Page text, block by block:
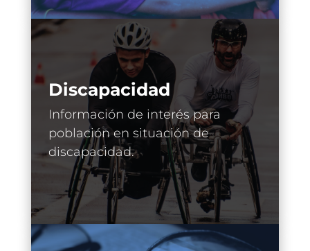
Discapacidad
Información de interés para
población en situación de
discapacidad.